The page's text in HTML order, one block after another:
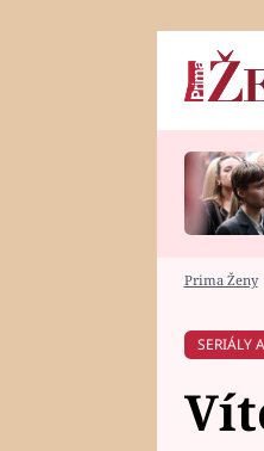
Horoskopy
HOROSKOP NA
Prima Ženy
SERIÁLY